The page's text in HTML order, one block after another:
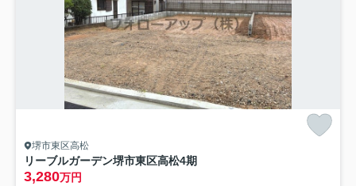
堺市東区高松
リーブルガーデン堺市東区高松4期
3,280万円